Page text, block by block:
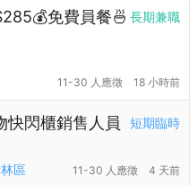
長期兼職
免費員餐🍜
11-30 人應徵 18 小時前
短期臨時
快閃櫃銷售人員
區 11-30 人應徵 4 天前